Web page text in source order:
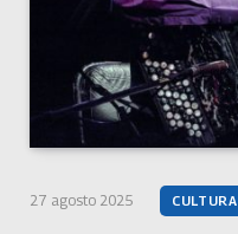
27 agosto 2025 CULTURA